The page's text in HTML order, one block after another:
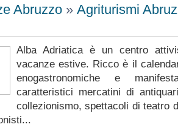
Abruzzo» Agriturismi
Alba Adriatica è un centro
vacanze estive. Ricco è il
enogastronomiche e
caratteristici mercatini di
collezionismo, spettacoli di teatro